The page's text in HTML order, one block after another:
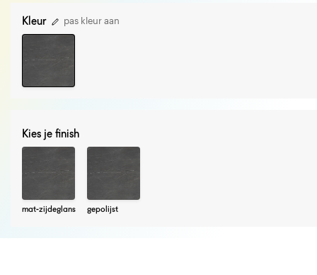
Kleur pas kleur aan
Kies je finish
mat-zijdeglans gepolijst